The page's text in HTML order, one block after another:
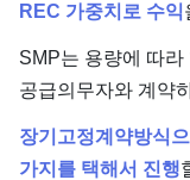
REC 가중치로 수익
SMP는 용량에 따
공급의무자와 계약
장기고정계약방식
가지를 택해서 진행